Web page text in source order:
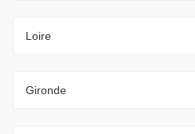
Loire
Gironde